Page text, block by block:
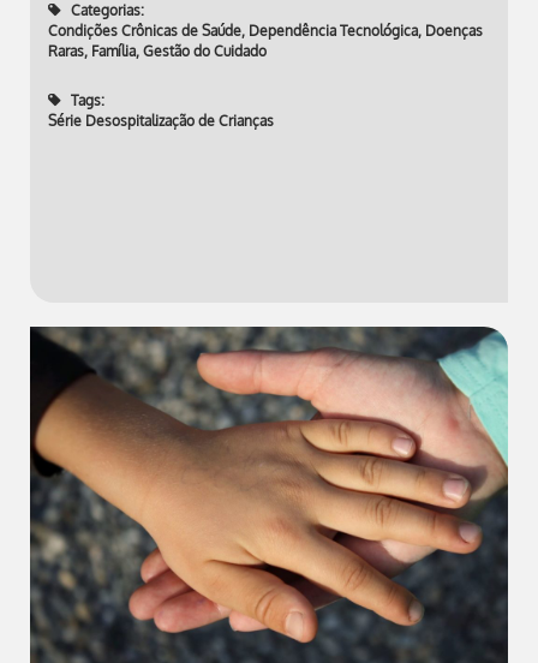
Categorias:
Condições Crônicas de Saúde, Dependência Tecnológica, Doenças
Raras, Família, Gestão do Cuidado
Tags:
Série Desospitalização de Crianças